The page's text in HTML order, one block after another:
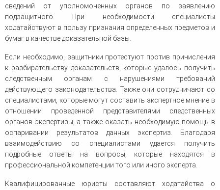
сведений от уполномоченных органов по заявлению
подзащитного. При необходимости специалисты
ходатайствуют в пользу признания определенных предметов и
бумаг в качестве доказательной базы.
Если необходимо, защитники протестуют против причисления
к разбирательству доказательств, которые удалось получить
следственным органам с нарушениями требований
действующего законодательства. Также они сотрудничают со
специалистами, которые могут составить экспертное мнение в
отношении проведенной представителями следственных
органов экспертизы, а также оказать необходимую помощь в
оспаривании результатов данных экспертиз. Благодаря
взаимодействию со специалистами удается получить
подробные ответы на вопросы, которые находятся в
профессиональной компетенции того или иного эксперта.
Квалифицированные юристы составляют ходатайства о